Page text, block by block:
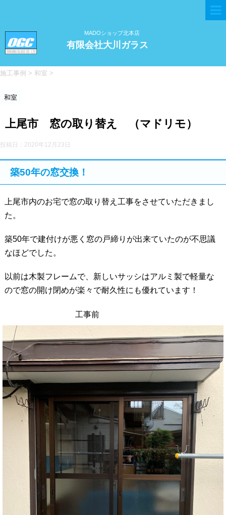
MADOショップ北本店
有限会社大川ガラス
施工事例 > 和室 >
和室
上尾市 窓の取り替え （マドリモ）
投稿日： 2020年12月23日
築50年の窓交換！
上尾市内のお宅で窓の取り替え工事をさせていただきまし
た。
築50年で建付けが悪く窓の戸締りが出来ていたのが不思議
なほどでした。
以前は木製フレームで、新しいサッシはアルミ製で軽量な
ので窓の開け閉めが楽々で耐久性にも優れています！
工事前